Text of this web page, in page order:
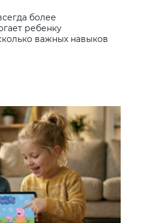
более
ребенку
важных навыков